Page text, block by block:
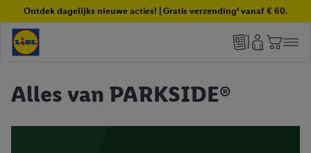
Ontdek dagelijks nieuwe acties! | Gratis verzending¹ vanaf € 60.
Alles van PARKSIDE®